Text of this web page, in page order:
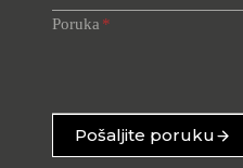
Poruka *
Pošaljite poruku